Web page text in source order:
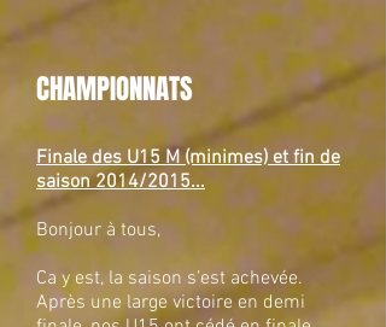
CHAMPIONNATS
Finale des U15 M (minimes) et fin de
saison 2014/2015...​
Bonjour à tous,
Ca y est, la saison s’est achevée.
Après une large victoire en demi